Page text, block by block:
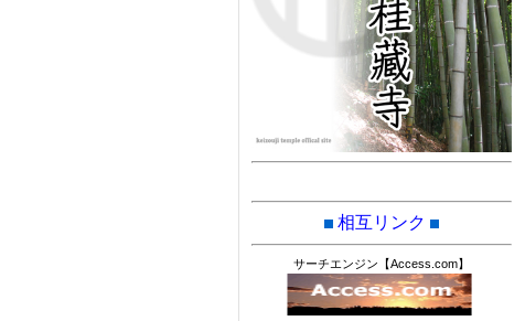
相互リンク
サーチエンジン【Access.com】